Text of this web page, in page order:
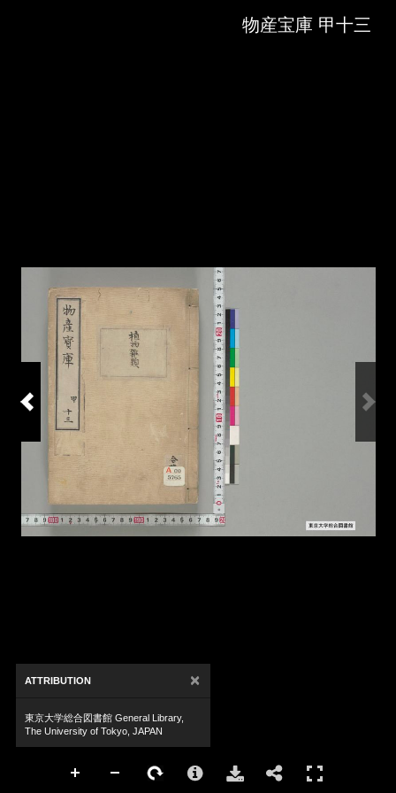
物産宝庫 甲十三
ATTRIBUTION ×
東京大学総合図書館 General Library,
The University of Tokyo, JAPAN